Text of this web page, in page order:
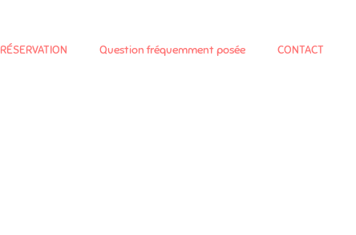
RÉSERVATION Question fréquemment posée CONTACT